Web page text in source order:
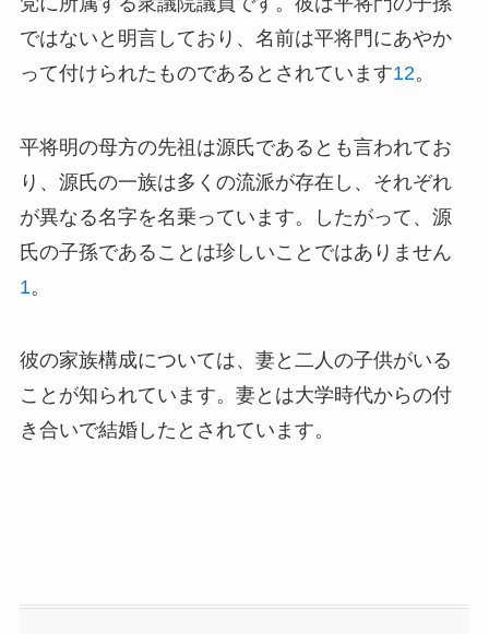
ではないと明言しており、名前は平将門にあやか
って付けられたものであるとされています12。
平将明の母方の先祖は源氏であるとも言われてお
り、源氏の一族は多くの流派が存在し、それぞれ
が異なる名字を名乗っています。したがって、源
氏の子孫であることは珍しいことではありません
1。
彼の家族構成については、妻と二人の子供がいる
ことが知られています。妻とは大学時代からの付
き合いで結婚したとされています。